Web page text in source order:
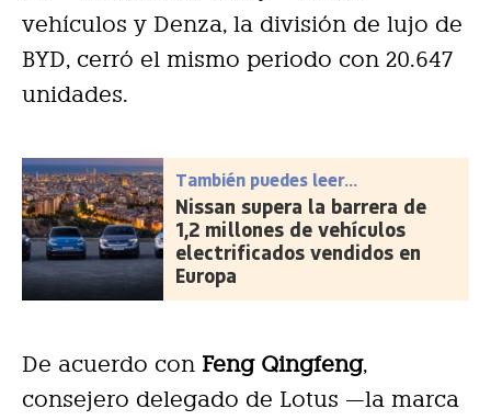
vehículos y Denza, la división de lujo de
BYD, cerró el mismo periodo con 20.647
unidades.
También puedes leer...
Nissan supera la barrera de
1,2 millones de vehículos
electrificados vendidos en
Europa
De acuerdo con Feng Qingfeng,
consejero delegado de Lotus —la marca